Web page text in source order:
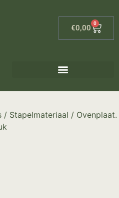
€0,00
0
/ Stapelmateriaal / Ovenplaat.